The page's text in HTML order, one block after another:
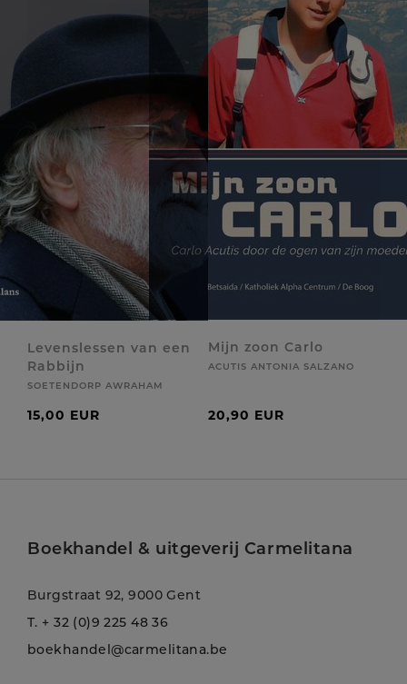
Levenslessen van een
Rabbijn
SOETENDORP AWRAHAM
15,00 EUR
Mijn zoon Carlo
ACUTIS ANTONIA SALZANO
20,90 EUR
Boekhandel & uitgeverij Carmelitana
Burgstraat 92, 9000 Gent
T. + 32 (0)9 225 48 36
boekhandel@carmelitana.be